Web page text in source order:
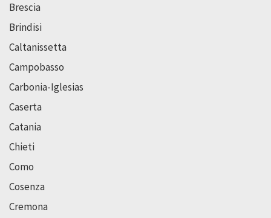
Brescia
Brindisi
Caltanissetta
Campobasso
Carbonia-Iglesias
Caserta
Catania
Chieti
Como
Cosenza
Cremona